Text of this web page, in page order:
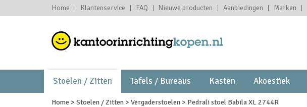
Home Klantenservice FAQ Nieuwe producten Aanbiedingen Merken
Stoelen / Zitten Tafels / Bureaus Kasten Akoestiek
Home > Stoelen / Zitten > Vergaderstoelen > Pedrali stoel Babila XL 2744R